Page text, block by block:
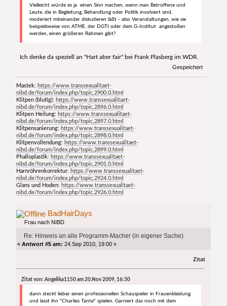
Vielleicht würde es ja einen Sinn machen, wenn man Betroffene und
Leute, die in Begleitung, Behandlung oder Politik involviert sind,
moderiert miteinander diskutieren läßt - also Veranstaltungen, wie sie
beispielsweise von ATME, der DGTI oder dem G-Institut angestoßen
werden, einen größeren Rahmen gibt?
Ich denke da speziell an "Hart aber fair" bei Frank Plasberg im WDR.
Gespeichert
Mastek: https://www.transsexualitaet-
nibd.de/forum/index.php/topic,2900.0.html
Klitpen (blutig): https://www.transsexualitaet-
nibd.de/forum/index.php/topic,2896.0.html
Klitpen Heilung: https://www.transsexualitaet-
nibd.de/forum/index.php/topic,2897.0.html
Klitpensanierung: https://www.transsexualitaet-
nibd.de/forum/index.php/topic,2898.0.html
Klitpenvollendung: https://www.transsexualitaet-
nibd.de/forum/index.php/topic,2899.0.html
Phalloplastik: https://www.transsexualitaet-
nibd.de/forum/index.php/topic,2901.0.html
Harnröhrenkorrektur: https://www.transsexualitaet-
nibd.de/forum/index.php/topic,2924.0.html
Glans und Hoden: https://www.transsexualitaet-
nibd.de/forum/index.php/topic,2926.0.html
BadHairDays
Frau nach NIBD
Re: Hinweis an alle Programm-Macher (in eigener Sache)
«Antwort #5 am: 24.Sep 2010, 19:00 »
Zitat
Zitat von: Angelika1150 am 20.Nov 2009, 16:30
dann steckt lieber einen professionellen Schauspieler in Frauenkleidung
und lasst ihn "Charlies Tante" spielen. Garniert das noch mit dem